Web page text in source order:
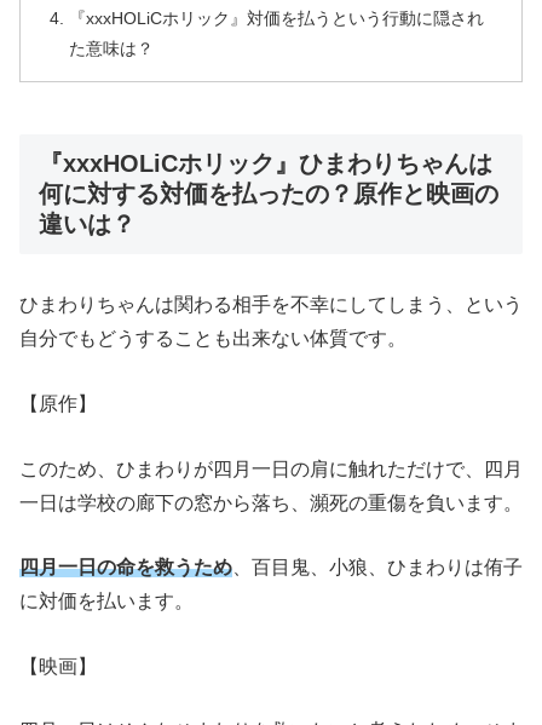
『xxxHOLiCホリック』対価を払うという行動に隠され
た意味は？
『xxxHOLiCホリック』ひまわりちゃんは
何に対する対価を払ったの？原作と映画の
違いは？
ひまわりちゃんは関わる相手を不幸にしてしまう、という
自分でもどうすることも出来ない体質です。
【原作】
このため、ひまわりが四月一日の肩に触れただけで、四月
一日は学校の廊下の窓から落ち、瀕死の重傷を負います。
四月一日の命を救うため 、百目鬼、小狼、ひまわりは侑子
に対価を払います。
【映画】